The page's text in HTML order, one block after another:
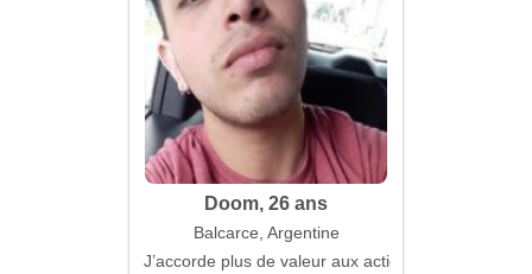
Doom, 26 ans
Balcarce, Argentine
J’accorde plus de valeur aux actions qu’aux